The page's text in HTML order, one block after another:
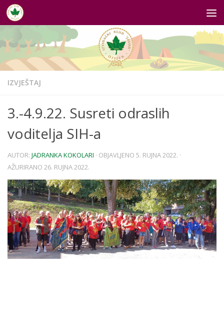
Skip to content
IZVJEŠTAJ
3.-4.9.22. Susreti odraslih
voditelja SIH-a
AUTOR: JADRANKA KOKOLARI · OBJAVLJENO 5. RUJNA 2022. ·
AŽURIRANO 26. RUJNA 2022.